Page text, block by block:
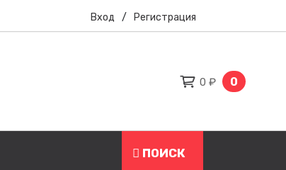
Вход / Регистрация
0 ₽ 0
ПОИСК